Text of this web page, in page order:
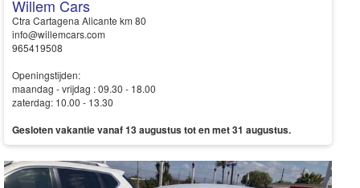
Willem Cars
Ctra Cartagena Alicante km 80
info@willemcars.com
965419508
Openingstijden:
maandag - vrijdag : 09.30 - 18.00
zaterdag: 10.00 - 13.30
Gesloten vakantie vanaf 13 augustus tot en met 31 augustus.